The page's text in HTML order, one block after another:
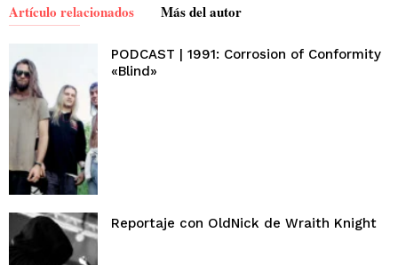
Artículo relacionados Más del autor
PODCAST | 1991: Corrosion of Conformity
«Blind»
Reportaje con OldNick de Wraith Knight